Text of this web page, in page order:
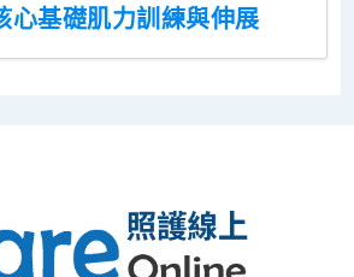
心基礎肌力訓練與伸展